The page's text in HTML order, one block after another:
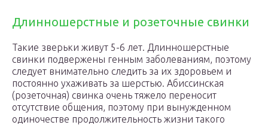
Длинношерстные и розеточные свинки
Такие зверьки живут 5-6 лет. Длинношерстные
свинки подвержены генным заболеваниям, поэтому
следует внимательно следить за их здоровьем и
постоянно ухаживать за шерстью. Абиссинская
(розеточная) свинка очень тяжело переносит
отсутствие общения, поэтому при вынужденном
одиночестве продолжительность жизни такого